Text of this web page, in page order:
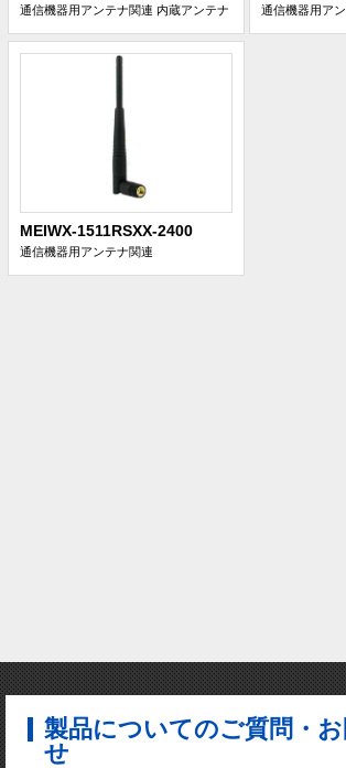
通信機器用アンテナ関連 内蔵アンテナ 通信機器用ア
MEIWX-1511RSXX-2400
通信機器用アンテナ関連
製品についてのご質問・
せ